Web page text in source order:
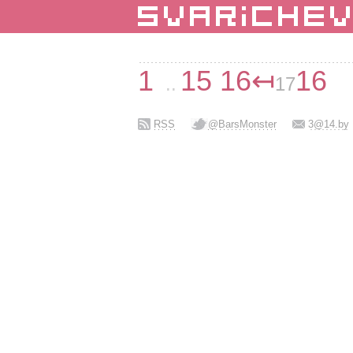
1 .. 15 16↤1716
RSS @BarsMonster 3@14.by